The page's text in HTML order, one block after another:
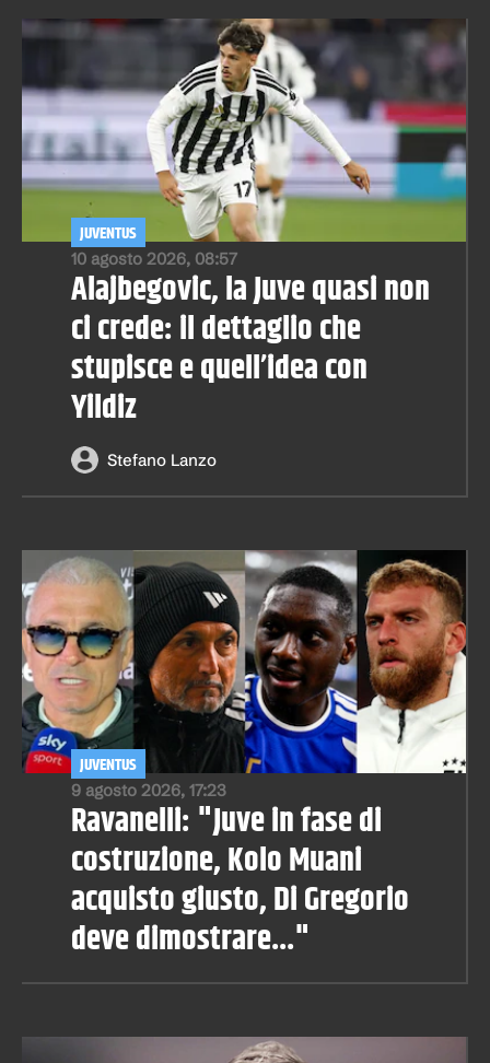
10 agosto 2026, 08:57
JUVENTUS
Alajbegovic, la Juve quasi non
ci crede: il dettaglio che
stupisce e quell’idea con
Yildiz
Stefano Lanzo
9 agosto 2026, 17:23
JUVENTUS
Ravanelli: "Juve in fase di
costruzione, Kolo Muani
acquisto giusto, Di Gregorio
deve dimostrare..."